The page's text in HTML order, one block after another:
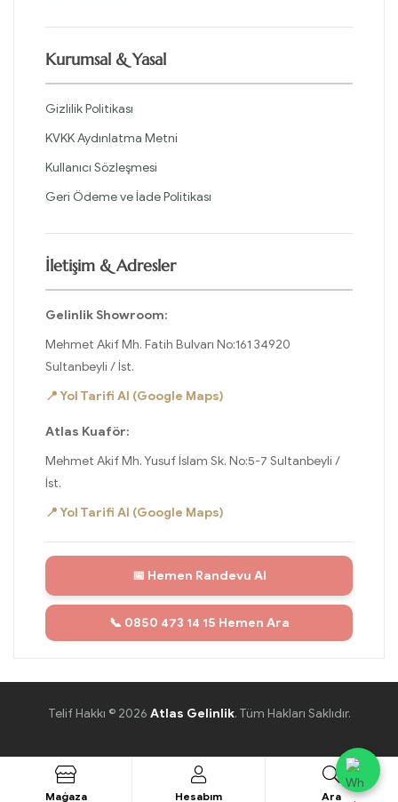
Kurumsal & Yasal
Gizlilik Politikası
KVKK Aydınlatma Metni
Kullanıcı Sözleşmesi
Geri Ödeme ve İade Politikası
İletişim & Adresler
Gelinlik Showroom:
Mehmet Akif Mh. Fatih Bulvarı No:161 34920
Sultanbeyli / İst.
📍 Yol Tarifi Al (Google Maps)
Atlas Kuaför:
Mehmet Akif Mh. Yusuf İslam Sk. No:5-7 Sultanbeyli /
İst.
📍 Yol Tarifi Al (Google Maps)
📅 Hemen Randevu Al
📞 0850 473 14 15 Hemen Ara
Telif Hakkı © 2026 Atlas Gelinlik. Tüm Hakları Saklıdır.
Mağaza Hesabım Ara